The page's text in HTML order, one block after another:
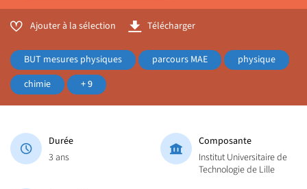
Ajouter à la sélection Télécharger
BUT mesures physiques parcours MAE
physique
chimie
+ 9
Durée
3 ans
Composante
Institut Universitaire de
Technologie de Lille